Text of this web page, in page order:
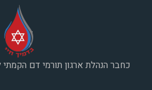
כחבר הנהלת ארגון תורמי דם